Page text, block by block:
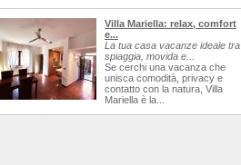
Villa Mariella: relax, comfort
e...
La tua casa vacanze ideale tra
spiaggia, movida e...
Se cerchi una vacanza che
unisca comodità, privacy e
contatto con la natura, Villa
Mariella è la...